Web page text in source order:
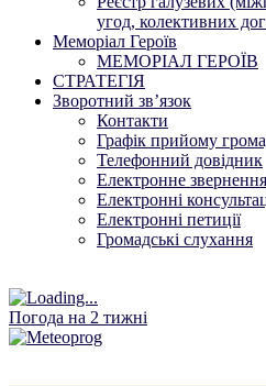
угод, колективних
Меморіал Героїв
МЕМОРІАЛ ГЕРОЇВ
СТРАТЕГІЯ
Зворотний зв’язок
Контакти
Графік прийому
Телефонний довідник
Електронне звернення
Електронні
Електронні петиції
Громадські слухання
Погода на 2 тижні